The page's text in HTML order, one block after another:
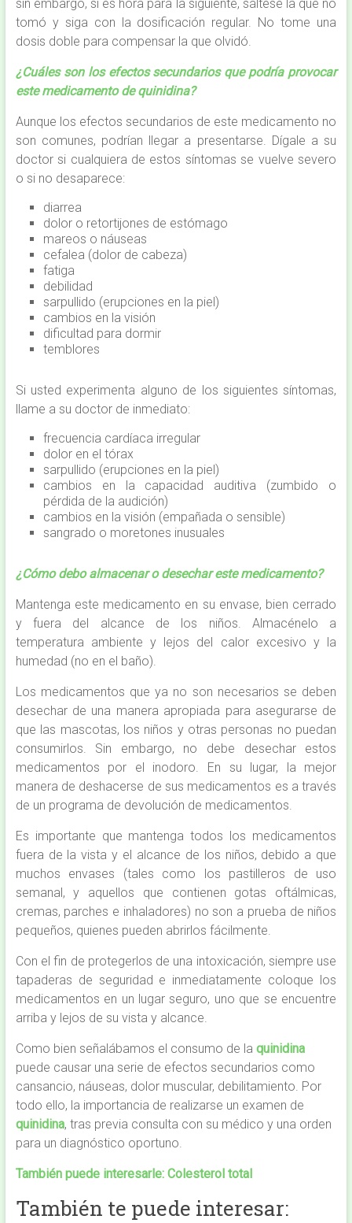
sin embargo, si es hora para la siguiente, sáltese la que no
tomó y siga con la dosificación regular. No tome una
dosis doble para compensar la que olvidó.
¿Cuáles son los efectos secundarios que podría provocar
este medicamento de quinidina?
Aunque los efectos secundarios de este medicamento no
son comunes, podrían llegar a presentarse. Dígale a su
doctor si cualquiera de estos síntomas se vuelve severo
o si no desaparece:
diarrea
dolor o retortijones de estómago
mareos o náuseas
cefalea (dolor de cabeza)
fatiga
debilidad
sarpullido (erupciones en la piel)
cambios en la visión
dificultad para dormir
temblores
Si usted experimenta alguno de los siguientes síntomas,
llame a su doctor de inmediato:
frecuencia cardíaca irregular
dolor en el tórax
sarpullido (erupciones en la piel)
cambios en la capacidad auditiva (zumbido o
pérdida de la audición)
cambios en la visión (empañada o sensible)
sangrado o moretones inusuales
¿Cómo debo almacenar o desechar este medicamento?
Mantenga este medicamento en su envase, bien cerrado
y fuera del alcance de los niños. Almacénelo a
temperatura ambiente y lejos del calor excesivo y la
humedad (no en el baño).
Los medicamentos que ya no son necesarios se deben
desechar de una manera apropiada para asegurarse de
que las mascotas, los niños y otras personas no puedan
consumirlos. Sin embargo, no debe desechar estos
medicamentos por el inodoro. En su lugar, la mejor
manera de deshacerse de sus medicamentos es a través
de un programa de devolución de medicamentos.
Es importante que mantenga todos los medicamentos
fuera de la vista y el alcance de los niños, debido a que
muchos envases (tales como los pastilleros de uso
semanal, y aquellos que contienen gotas oftálmicas,
cremas, parches e inhaladores) no son a prueba de niños
pequeños, quienes pueden abrirlos fácilmente.
Con el fin de protegerlos de una intoxicación, siempre use
tapaderas de seguridad e inmediatamente coloque los
medicamentos en un lugar seguro, uno que se encuentre
arriba y lejos de su vista y alcance.
Como bien señalábamos el consumo de la quinidina
puede causar una serie de efectos secundarios como
cansancio, náuseas, dolor muscular, debilitamiento. Por
todo ello, la importancia de realizarse un examen de
quinidina, tras previa consulta con su médico y una orden
para un diagnóstico oportuno.
También puede interesarle: Colesterol total
También te puede interesar: